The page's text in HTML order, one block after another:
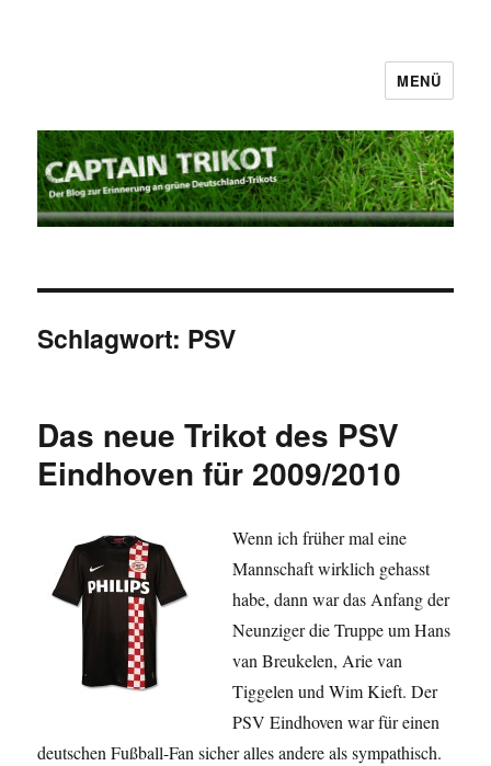
MENÜ
Schlagwort: PSV
Das neue Trikot des PSV
Eindhoven für 2009/2010
Wenn ich früher mal eine
Mannschaft wirklich gehasst
habe, dann war das Anfang der
Neunziger die Truppe um Hans
van Breukelen, Arie van
Tiggelen und Wim Kieft. Der
PSV Eindhoven war für einen
deutschen Fußball-Fan sicher alles andere als sympathisch.